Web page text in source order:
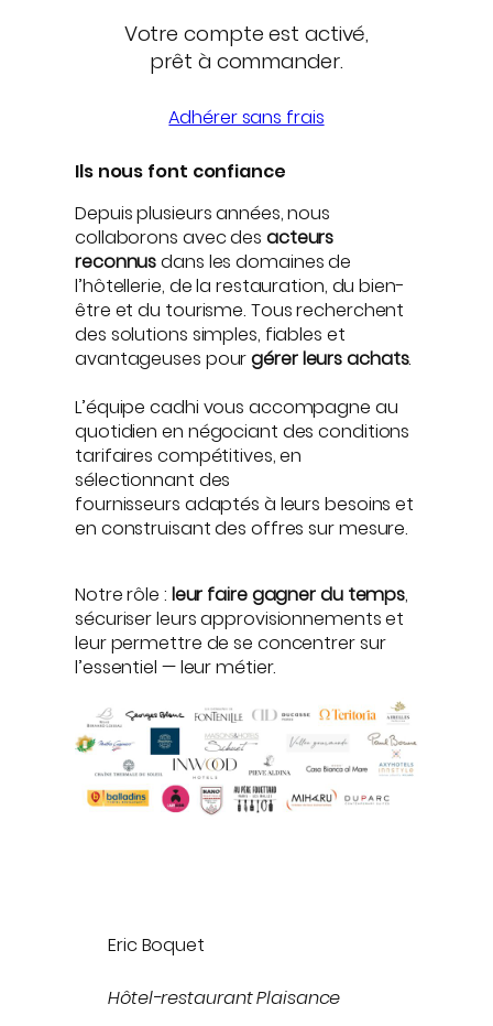
Votre compte est activé,
prêt à commander.
Adhérer sans frais
Ils nous font confiance
Depuis plusieurs années, nous
collaborons avec des acteurs
reconnusdans les domaines de
l’hôtellerie, de la restauration, du bien-
être et du tourisme. Tous recherchent
des solutions simples, fiables et
avantageuses pourgérer leurs achats.
L’équipe cadhi vous accompagne au
quotidien en négociant des conditions
tarifaires compétitives, en
sélectionnant des
fournisseurs adaptés à leurs besoins et
en construisant des offres sur mesure.
Notre rôle : leur faire gagner du temps,
sécuriser leurs approvisionnements et
leur permettre de se concentrer sur
l’essentiel — leur métier.
Eric Boquet
Hôtel-restaurant Plaisance